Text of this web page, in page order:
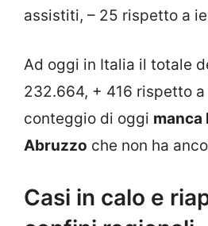
assistiti, – 25 rispetto a
Ad oggi in Italia il totale
232.664, + 416 rispetto a
conteggio di oggi manca
Abruzzo che non ha
Casi in calo e